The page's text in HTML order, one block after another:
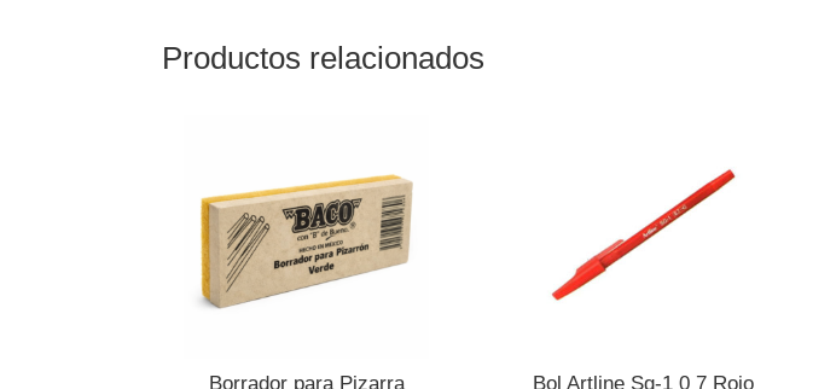
Productos relacionados
Borrador para Pizarra
Bol Artline Sg-1 0 7 Rojo